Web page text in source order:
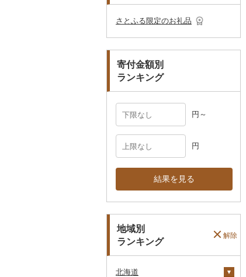
さとふる限定のお礼品
寄付金額別
ランキング
円～
円
結果を見る
地域別
ランキング
解除
北海道